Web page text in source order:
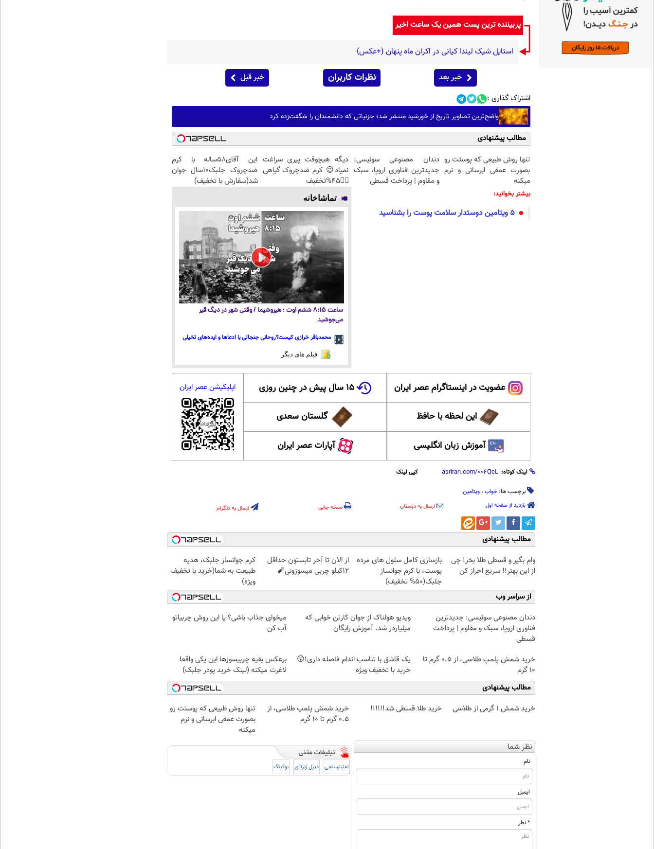
پربیننده ترین پست همین یک ساعت اخیر
استایل شیک لیندا کیانی در اکران ماه پنهان (+عکس)
خبر بعد نظرات کاربران خبر قبل
اشتراک گذاری :
واضح‌ترین تصاویر تاریخ از خورشید منتشر شد؛ جزئیاتی که دانشمندان را شگفت‌زده کرد
مطالب پیشنهادی
تنها روش طبیعی که پوستت رو
بصورت عمقی ابرسانی و نرم
میکنه
دندان مصنوعی سوئیسی:
جدیدترین فناوری اروپا، سبک
و مقاوم | پرداخت قسطی
دیگه هیچوقت پیری سراغت
نمیاد😉 کرم ضدچروک گیاهی
👈🏻45%تخفیف
این آقای58ساله با کرم
ضدچروک جلبک10سال جوان
شد(سفارش با تخفیف)
بیشتر بخوانید:
۵ ویتامین دوستدار سلامت پوست را بشناسید
تماشاخانه
ساعت ۸:۱۵ ششم اوت ؛ هیروشیما / وقتی شهر در دیگ قیر
می‌جوشید
محمدباقر خرازی کیست؟روحانی جنجالی با ادعاها و ایده‌های تخیلی
فیلم های دیگر
عضویت در اینستاگرام عصر ایران ۱۵ سال پیش در چنین روزی
این لحظه با حافظ گلستان سعدی
آموزش زبان انگلیسی آپارات عصر ایران
اپلیکیشن عصر ایران
لینک کوتاه: کپی لینک
برچسب ها: خواب ، ویتامین
بازدید از صفحه اول ارسال به دوستان نسخه چاپی ارسال به تلگرام
مطالب پیشنهادی
وام بگیر و قسطی طلا بخر! چی
از این بهتر!! سریع احراز کن
بازسازی کامل سلول های مرده
پوست، با کرم جوانساز
جلبک(50% تخفیف)
از الان تا آخر تابستون حداقل
12کیلو چربی میسوزونی🧨
کرم جوانساز جلبک، هدیه
طبیعت به شما(خرید با تخفیف
ویژه)
از سراسر وب
دندان مصنوعی سوئیسی: جدیدترین
فناوری اروپا، سبک و مقاوم | پرداخت
قسطی
ویدیو هولناک از جوان کارتن خوابی که
میلیاردر شد. آموزش رایگان
میخوای جذاب باشی؟ یا این روش چربیاتو
آب کن
خرید شمش پلمپ طلاسی، از ۰.۵ گرم تا
۱۰ گرم
یک قاشق با تناسب اندام فاصله داری!😲
خرید با تخفیف ویژه
برعکس بقیه چربیسوزها این یکی واقعا
لاغرت میکنه (لینک خرید پودر جلبک)
مطالب پیشنهادی
خرید شمش 1 گرمی از طلاسی
خرید طلا قسطی شد!!!!!!
خرید شمش پلمپ طلاسی، از
۰.۵ گرم تا ۱۰ گرم
تنها روش طبیعی که پوستت رو
بصورت عمقی ابرسانی و نرم
میکنه
نظر شما
نام
ایمیل
* نظر
اعتبارسنجی دیزل ژنراتور بوکینگ